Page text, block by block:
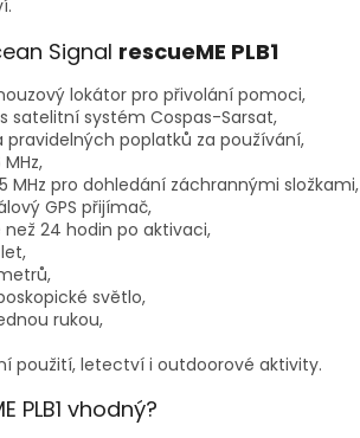
Signal rescueME PLB1
lokátor pro přivolání pomoci,
satelitní systém Cospas-Sarsat,
poplatků za používání,
MHz pro dohledání záchrannými složkami,
GPS přijímač,
24 hodin po aktivaci,
světlo,
rukou,
použití, letectví i outdoorové aktivity.
PLB1 vhodný?